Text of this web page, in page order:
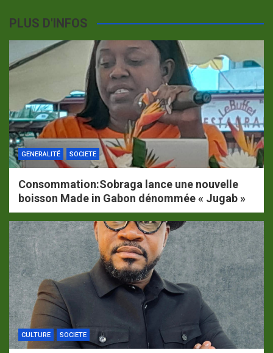
PLUS D'INFOS
GENERALITÉ SOCIETE
Consommation:Sobraga lance une nouvelle
boisson Made in Gabon dénommée « Jugab »
CULTURE SOCIETE